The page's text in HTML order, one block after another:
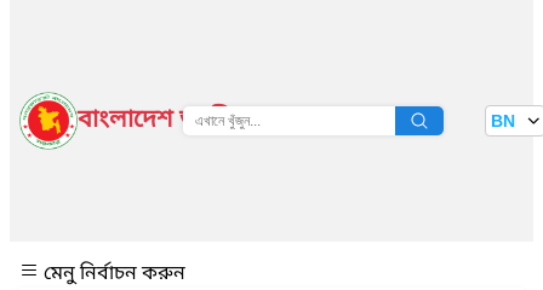
বাংলাদেশ জাতীয় তথ্য বাতায়ন BN
মেনু নির্বাচন করুন